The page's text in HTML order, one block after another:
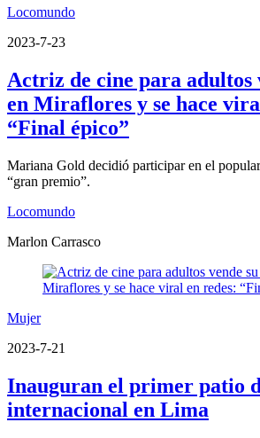
Locomundo
2023-7-23
Actriz de cine para adultos
en Miraflores y se hace
“Final épico”
Mariana Gold decidió participar en el
“gran premio”.
Locomundo
Marlon Carrasco
Mujer
2023-7-21
Inauguran el primer patio
internacional en Lima